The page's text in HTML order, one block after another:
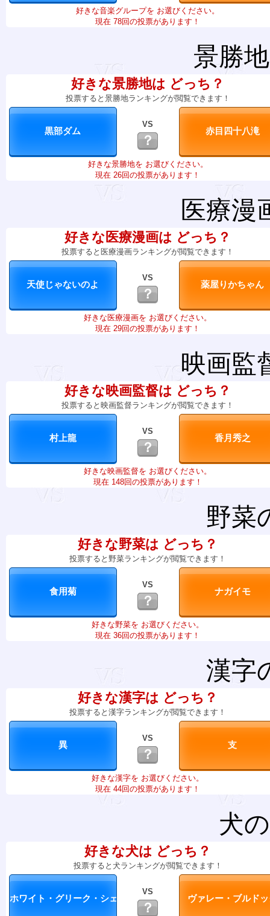
好きな音楽グループを お選びください。
現在 78回の投票があります！
景勝
好きな景勝地は どっち？
投票すると景勝地ランキングが閲覧できます！
VS
？
好きな景勝地を お選びください。
現在 26回の投票があります！
医療漫
好きな医療漫画は どっち？
投票すると医療漫画ランキングが閲覧できます！
VS
？
好きな医療漫画を お選びください。
現在 29回の投票があります！
映画監
好きな映画監督は どっち？
投票すると映画監督ランキングが閲覧できます！
VS
？
好きな映画監督を お選びください。
現在 148回の投票があります！
野菜
好きな野菜は どっち？
投票すると野菜ランキングが閲覧できます！
VS
？
好きな野菜を お選びください。
現在 36回の投票があります！
漢字
好きな漢字は どっち？
投票すると漢字ランキングが閲覧できます！
VS
？
好きな漢字を お選びください。
現在 44回の投票があります！
犬
好きな犬は どっち？
投票すると犬ランキングが閲覧できます！
VS
？